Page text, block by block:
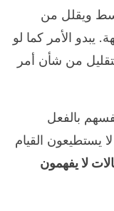
ويقلل من
يبدو الأمر كما لو
من شأن أمر
بالفعل
يستطيعون القيام
لا يفهمون